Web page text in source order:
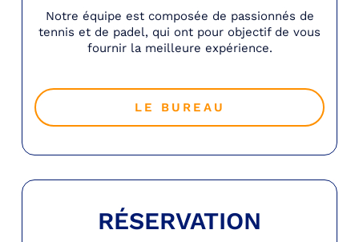
Notre équipe est composée de passionnés de
tennis et de padel, qui ont pour objectif de vous
fournir la meilleure expérience.
LE BUREAU
RÉSERVATION